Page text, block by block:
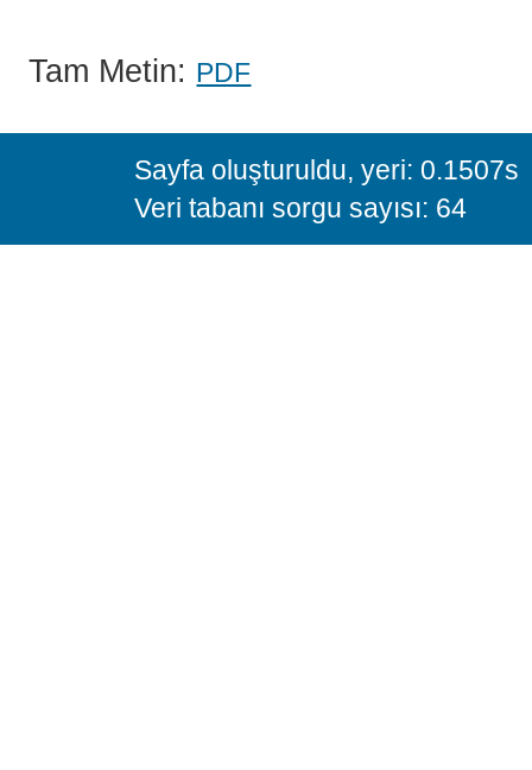
Tam Metin: PDF
Sayfa oluşturuldu, yeri: 0.1507s
Veri tabanı sorgu sayısı: 64